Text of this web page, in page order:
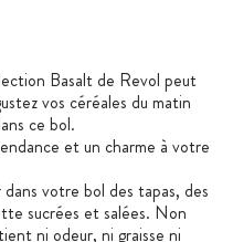
Basalt de Revol peut
vos céréales du matin
ce bol.
et un charme à votre
votre bol des tapas, des
sucrées et salées. Non
ni odeur, ni graisse ni